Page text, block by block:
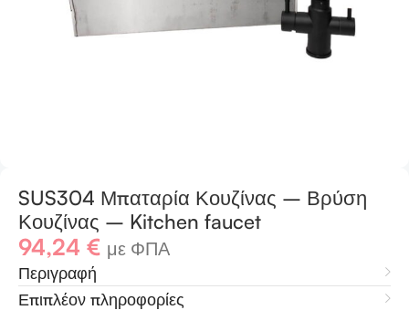
SUS304 Μπαταρία Κουζίνας – Βρύση
Κουζίνας – Kitchen faucet
94,24 € με ΦΠΑ
Περιγραφή
Επιπλέον πληροφορίες